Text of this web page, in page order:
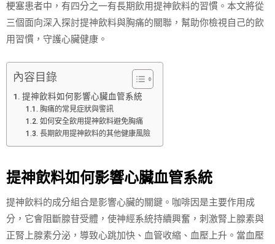
梗塞患者中，有四分之一有長期飲用提神飲料的習慣。本文將從
三個面向深入探討提神飲料與胸痛的關聯，幫助你檢視自己的飲
用習慣，守護心臟健康。
內容目錄
提神飲料如何影響心臟血管系統
胸痛的常見症狀與警訊
如何安全飲用提神飲料避免胸痛
長期飲用提神飲料的其他健康風險
提神飲料如何影響心臟血管系統
提神飲料的成分組合是影響心臟的關鍵。咖啡因是主要作用成
分，它會阻斷腺苷受體，使神經系統持續興奮，刺激腎上腺素與
正腎上腺素分泌，導致心跳加快、血管收縮、血壓上升。當血壓